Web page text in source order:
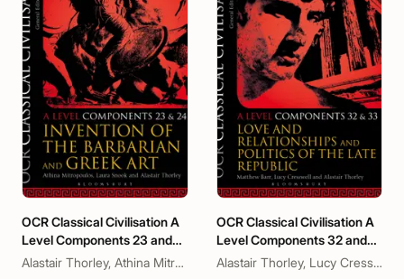
OCR Classical Civilisation A
Level Components 23 and
24
Alastair Thorley, Athina Mitropoulos, Laura Snook
OCR Classical Civilisation A
Level Components 32 and
33
Alastair Thorley, Lucy Cresswell, Matthew Barr